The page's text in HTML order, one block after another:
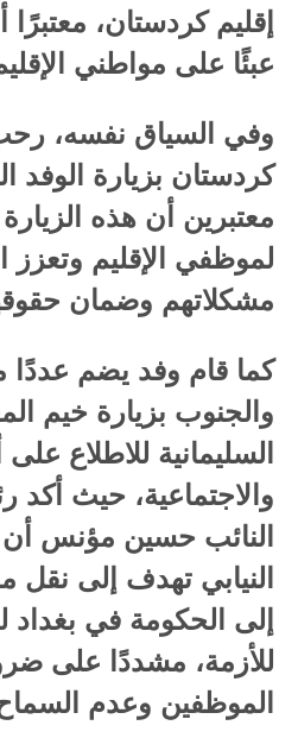
إقليم كردستان،
عبئًا على مواطني
وفي السياق نفسه،
كردستان بزيارة الوفد
معتبرين أن هذه
لموظفي الإقليم وتعزز
مشكلاتهم وضمان
كما قام وفد يضم
والجنوب بزيارة خيم
السليمانية للاطلاع
والاجتماعية، حيث
النائب حسين مؤنس أن
النيابي تهدف إلى
إلى الحكومة في
للأزمة، مشددًا على
الموظفين وعدم